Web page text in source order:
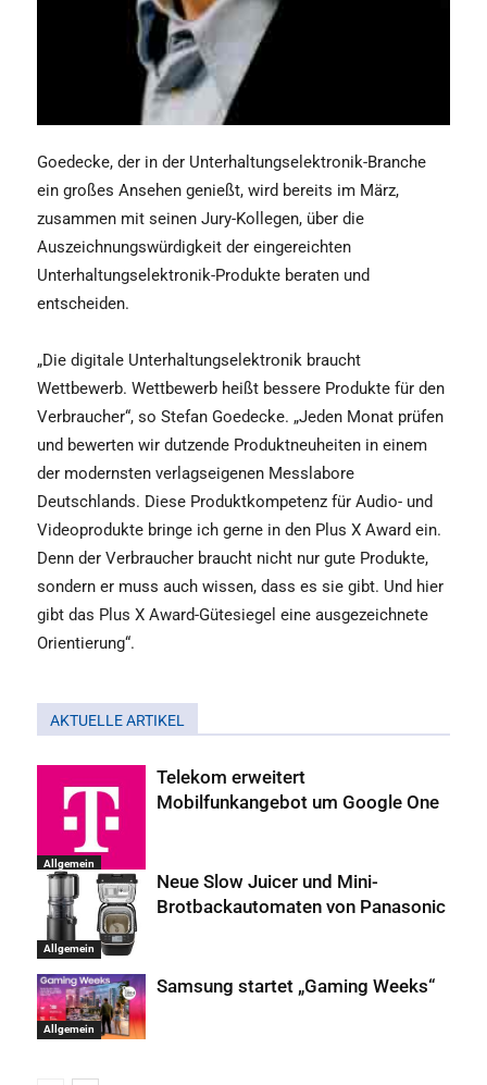
Goedecke, der in der Unterhaltungselektronik-Branche
ein großes Ansehen genießt, wird bereits im März,
zusammen mit seinen Jury-Kollegen, über die
Auszeichnungswürdigkeit der eingereichten
Unterhaltungselektronik-Produkte beraten und
entscheiden.
„Die digitale Unterhaltungselektronik braucht
Wettbewerb. Wettbewerb heißt bessere Produkte für den
Verbraucher“, so Stefan Goedecke. „Jeden Monat prüfen
und bewerten wir dutzende Produktneuheiten in einem
der modernsten verlagseigenen Messlabore
Deutschlands. Diese Produktkompetenz für Audio- und
Videoprodukte bringe ich gerne in den Plus X Award ein.
Denn der Verbraucher braucht nicht nur gute Produkte,
sondern er muss auch wissen, dass es sie gibt. Und hier
gibt das Plus X Award-Gütesiegel eine ausgezeichnete
Orientierung“.
AKTUELLE ARTIKEL
Allgemein
Telekom erweitert
Mobilfunkangebot um Google One
Allgemein
Neue Slow Juicer und Mini-
Brotbackautomaten von Panasonic
Allgemein
Samsung startet „Gaming Weeks“